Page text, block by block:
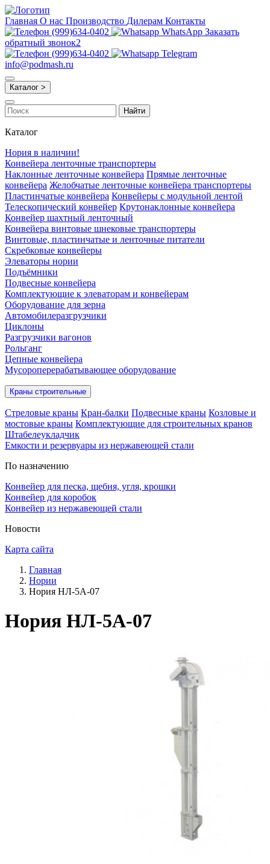
Главная О нас Производство Дилерам Контакты
(999)634-0402
WhatsApp Заказать
обратный звонок2
(999)634-0402
Telegram
info@podmash.ru
Каталог >
Найти
Каталог
Нория в наличии!
Конвейера ленточные транспортеры
Наклонные ленточные конвейера Прямые ленточные
конвейера Желобчатые ленточные конвейера транспортеры
Пластинчатые конвейера Конвейеры с модульной лентой
Телескопический конвейер Крутонаклонные конвейера
Конвейер шахтный ленточный
Конвейера винтовые шнековые транспортеры
Винтовые, пластинчатые и ленточные питатели
Скребковые конвейеры
Элеваторы нории
Подъёмники
Подвесные конвейера
Комплектующие к элеваторам и конвейерам
Оборудование для зерна
Автомобилеразгрузчики
Циклоны
Разгрузчики вагонов
Рольганг
Цепные конвейера
Мусороперерабатывающее оборудование
Краны строительные
Стреловые краны Кран-балки Подвесные краны Козловые и
мостовые краны Комплектующие для строительных кранов
Штабелеукладчик
Емкости и резервуары из нержавеющей стали
По назначению
Конвейер для песка, щебня, угля, крошки
Конвейер для коробок
Конвейер из нержавеющей стали
Новости
Карта сайта
Главная
Нории
Нория НЛ-5А-07
Нория НЛ-5А-07